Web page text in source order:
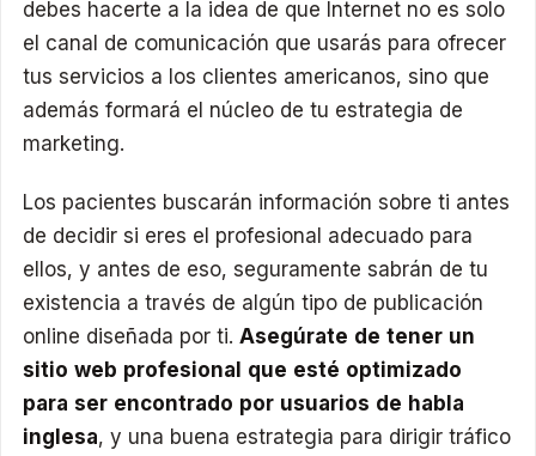
debes hacerte a la idea de que Internet no es solo
el canal de comunicación que usarás para ofrecer
tus servicios a los clientes americanos, sino que
además formará el núcleo de tu estrategia de
marketing.
Los pacientes buscarán información sobre ti antes
de decidir si eres el profesional adecuado para
ellos, y antes de eso, seguramente sabrán de tu
existencia a través de algún tipo de publicación
online diseñada por ti.Asegúrate de tener un
sitio web profesional que esté optimizado
para ser encontrado por usuarios de habla
inglesa, y una buena estrategia para dirigir tráfico